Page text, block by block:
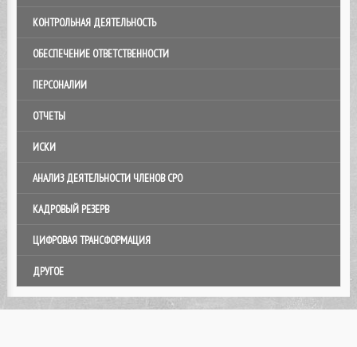
КОНТРОЛЬНАЯ ДЕЯТЕЛЬНОСТЬ
ОБЕСПЕЧЕНИЕ ОТВЕТСТВЕННОСТИ
ПЕРСОНАЛИИ
ОТЧЕТЫ
ИСКИ
АНАЛИЗ ДЕЯТЕЛЬНОСТИ ЧЛЕНОВ СРО
КАДРОВЫЙ РЕЗЕРВ
ЦИФРОВАЯ ТРАНСФОРМАЦИЯ
ДРУГОЕ